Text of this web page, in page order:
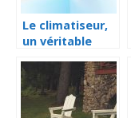
Le climatiseur,
un véritable
régulation de la
température